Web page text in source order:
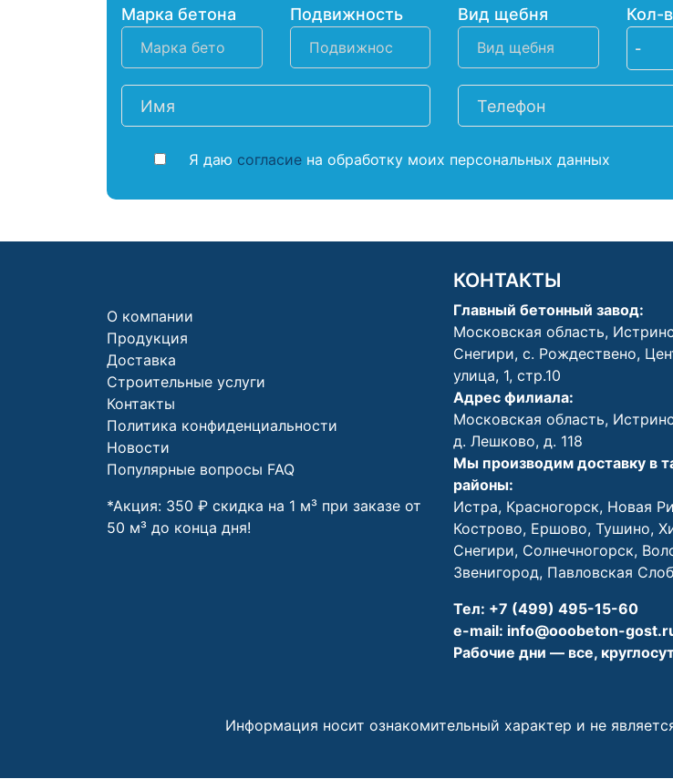
Марка бетона Подвижность Вид щебня Кол-
-
Я даю согласие на обработку моих персональных данных
О компании
Продукция
Доставка
Строительные услуги
Контакты
Политика конфиденциальности
Новости
Популярные вопросы FAQ
*Акция: 350 ₽ скидка на 1 м³ при заказе от
50 м³ до конца дня!
КОНТАКТЫ
Главный бетонный завод:
Московская область,
Снегири, с. Рождествено,
улица, 1, стр.10
Адрес филиала:
Московская область,
д. Лешково, д. 118
Мы производим доставку в
районы:
Истра, Красногорск, Новая
Кострово, Ершово, Тушино,
Снегири, Солнечногорск,
Звенигород, Павловская
Тел: +7 (499) 495-15-60
e-mail: info@ooobeton-
Рабочие дни — все,
Информация носит ознакомительный характер и не